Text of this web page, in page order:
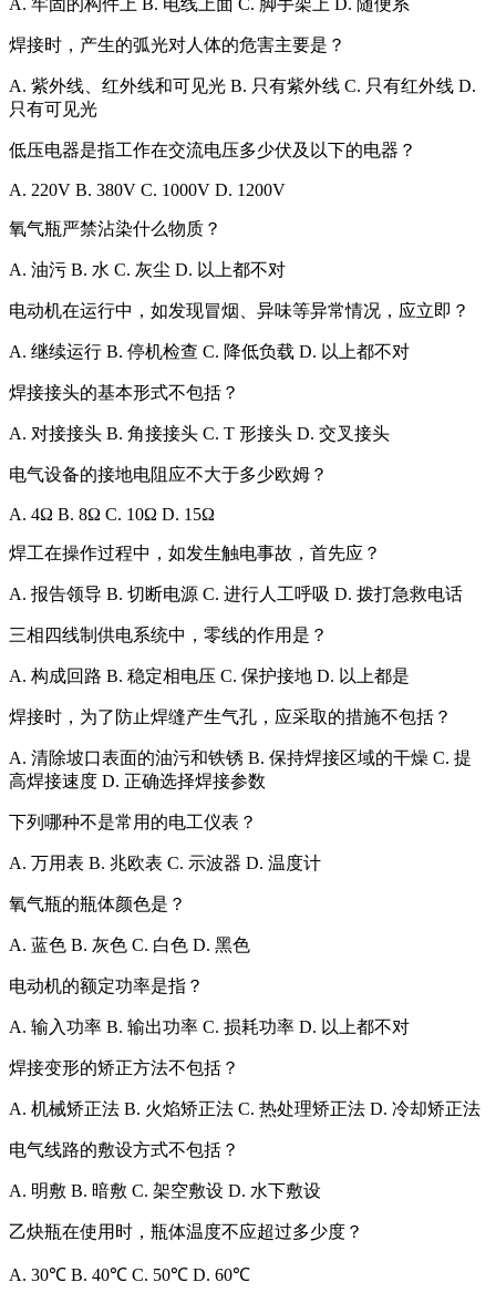
焊接时，产生的弧光对人体的危害主要是？
A. 紫外线、红外线和可见光 B. 只有紫外线 C. 只有红外线 D.
只有可见光
低压电器是指工作在交流电压多少伏及以下的电器？
A. 220V B. 380V C. 1000V D. 1200V
氧气瓶严禁沾染什么物质？
A. 油污 B. 水 C. 灰尘 D. 以上都不对
电动机在运行中，如发现冒烟、异味等异常情况，应立即？
A. 继续运行 B. 停机检查 C. 降低负载 D. 以上都不对
焊接接头的基本形式不包括？
A. 对接接头 B. 角接接头 C. T 形接头 D. 交叉接头
电气设备的接地电阻应不大于多少欧姆？
A. 4Ω B. 8Ω C. 10Ω D. 15Ω
焊工在操作过程中，如发生触电事故，首先应？
A. 报告领导 B. 切断电源 C. 进行人工呼吸 D. 拨打急救电话
三相四线制供电系统中，零线的作用是？
A. 构成回路 B. 稳定相电压 C. 保护接地 D. 以上都是
焊接时，为了防止焊缝产生气孔，应采取的措施不包括？
A. 清除坡口表面的油污和铁锈 B. 保持焊接区域的干燥 C. 提
高焊接速度 D. 正确选择焊接参数
下列哪种不是常用的电工仪表？
A. 万用表 B. 兆欧表 C. 示波器 D. 温度计
氧气瓶的瓶体颜色是？
A. 蓝色 B. 灰色 C. 白色 D. 黑色
电动机的额定功率是指？
A. 输入功率 B. 输出功率 C. 损耗功率 D. 以上都不对
焊接变形的矫正方法不包括？
A. 机械矫正法 B. 火焰矫正法 C. 热处理矫正法 D. 冷却矫正法
电气线路的敷设方式不包括？
A. 明敷 B. 暗敷 C. 架空敷设 D. 水下敷设
乙炔瓶在使用时，瓶体温度不应超过多少度？
A. 30℃ B. 40℃ C. 50℃ D. 60℃